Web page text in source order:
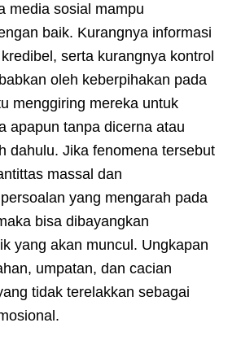
media sosial mampu
baik. Kurangnya informasi
serta kurangnya kontrol
oleh keberpihakan pada
menggiring mereka untuk
apapun tanpa dicerna atau
dahulu. Jika fenomena tersebut
massal dan
yang mengarah pada
bisa dibayangkan
yang akan muncul. Ungkapan
umpatan, dan cacian
tidak terelakkan sebagai